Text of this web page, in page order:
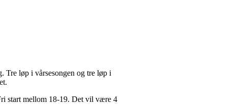
Tre løp i vårsesongen og tre løp i
start mellom 18-19. Det vil være 4